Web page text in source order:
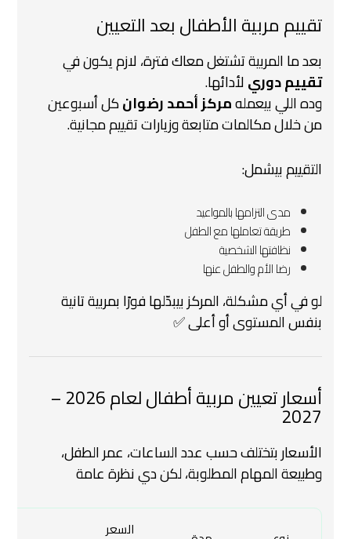
تقييم مربية الأطفال بعد التعيين
بعد ما المربية تشتغل معاك فترة، لازم يكون في
تقييم دوريلأدائها.
وده اللي بيعملهمركز أحمد رضوانكل أسبوعين
من خلال مكالمات متابعة وزيارات تقييم مجانية.
التقييم بيشمل:
مدى التزامها بالمواعيد
طريقة تعاملها مع الطفل
نظافتها الشخصية
رضا الأم والطفل عنها
لو في أي مشكلة، المركز بيبدّلها فورًا بمربية تانية
بنفس المستوى أو أعلى ✅
أسعار تعيينمربية أطفال لعام 2026 –
2027
الأسعار بتختلف حسب عدد الساعات، عمر الطفل،
وطبيعة المهام المطلوبة، لكن دي نظرة عامة
السعر